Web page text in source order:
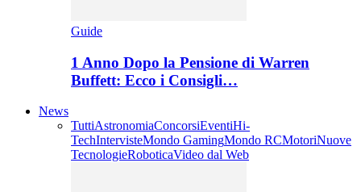
Guide
1 Anno Dopo la Pensione di Warren
Buffett: Ecco i Consigli…
News
TuttiAstronomiaConcorsiEventiHi-
TechIntervisteMondo GamingMondo RCMotoriNuove
TecnologieRoboticaVideo dal Web